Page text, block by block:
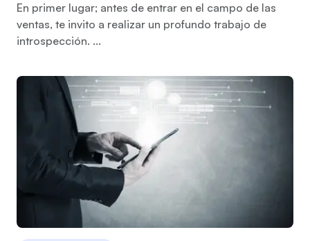
En primer lugar; antes de entrar en el campo de las
ventas, te invito a realizar un profundo trabajo de
introspección. ...